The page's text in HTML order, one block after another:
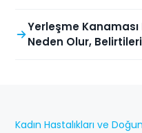
Yerleşme
Neden Olur,
Kadın Hastalıkları ve